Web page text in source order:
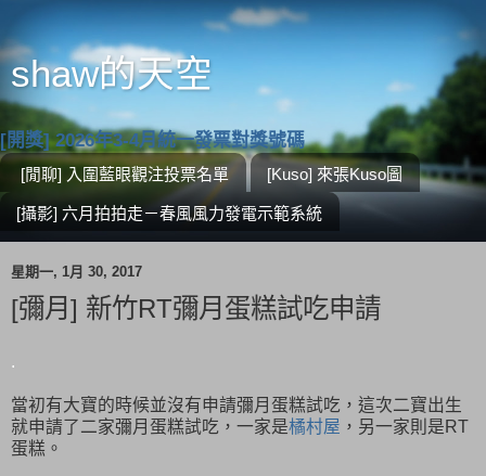
shaw的天空
[開獎] 2026年3-4月統一發票對獎號碼
[閒聊] 入圍藍眼觀注投票名單 [Kuso] 來張Kuso圖
[攝影] 六月拍拍走－春風風力發電示範系統
星期一, 1月 30, 2017
[彌月] 新竹RT彌月蛋糕試吃申請
.
當初有大寶的時候並沒有申請彌月蛋糕試吃，這次二寶出生
就申請了二家彌月蛋糕試吃，一家是橘村屋 ，另一家則是RT
蛋糕。